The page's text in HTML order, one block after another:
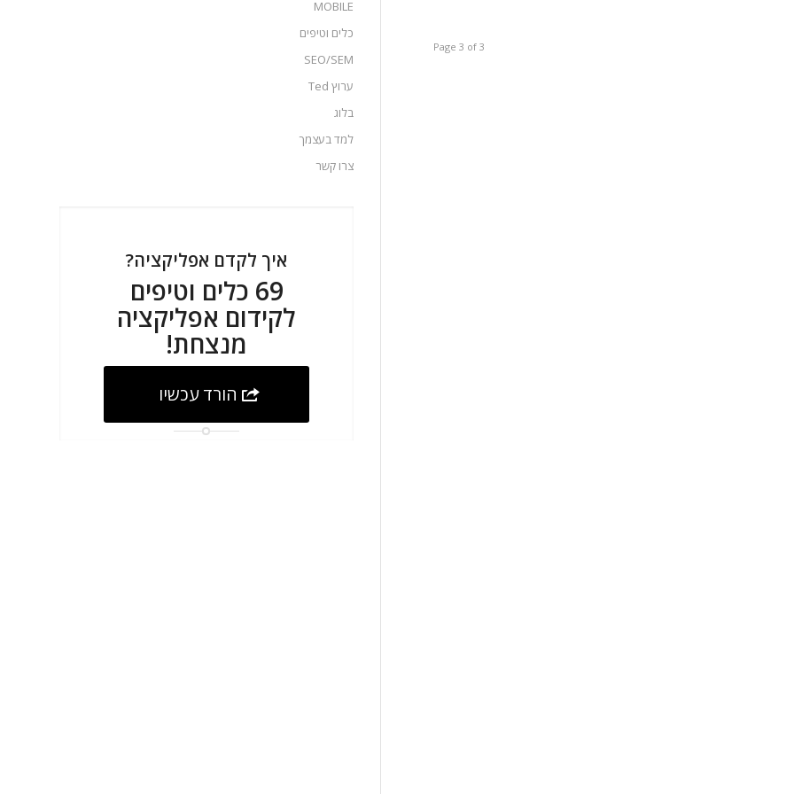
Page 3 of 3
MOBILE
כלים וטיפים
SEO/SEM
ערוץ Ted
בלוג
למד בעצמך
צרו קשר
איך לקדם אפליקציה?
69 כלים וטיפים
לקידום אפליקציה
מנצחת!
הורד עכשיו